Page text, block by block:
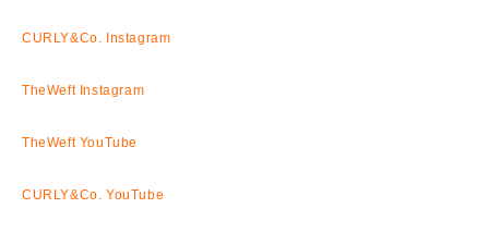
CURLY&Co. Instagram
TheWeft Instagram
TheWeft YouTube
CURLY&Co. YouTube